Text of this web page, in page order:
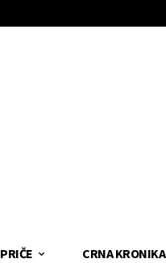
PRIČE CRNA KRONIKA